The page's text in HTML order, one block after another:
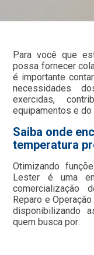
Para você que
possa fornecer
é importante
necessidades
exercidas,
equipamentos e
Saiba onde
temperatura
Otimizando
Lester é uma
comercialização
Reparo e
disponibilizando
quem busca por: